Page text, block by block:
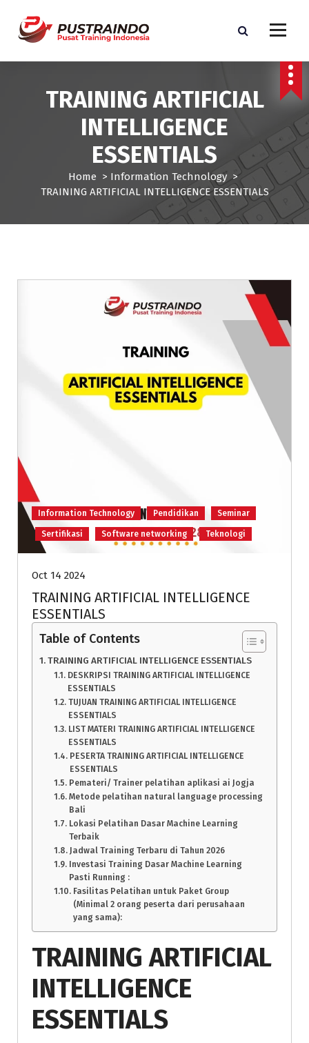
TRAINING ARTIFICIAL
INTELLIGENCE
ESSENTIALS
Home > Information Technology>
TRAINING ARTIFICIAL INTELLIGENCE ESSENTIALS
Information Technology Pendidikan Seminar
Sertifikasi Software networking Teknologi
Oct 14 2024
TRAINING ARTIFICIAL INTELLIGENCE
ESSENTIALS
Table of Contents
TRAINING ARTIFICIAL INTELLIGENCE ESSENTIALS
DESKRIPSI TRAINING ARTIFICIAL INTELLIGENCE
ESSENTIALS
TUJUAN TRAINING ARTIFICIAL INTELLIGENCE
ESSENTIALS
LIST MATERI TRAINING ARTIFICIAL INTELLIGENCE
ESSENTIALS
PESERTA TRAINING ARTIFICIAL INTELLIGENCE
ESSENTIALS
Pemateri/ Trainer pelatihan aplikasi ai Jogja
Metode pelatihan natural language processing
Bali
Lokasi Pelatihan Dasar Machine Learning
Terbaik
Jadwal Training Terbaru di Tahun 2026
Investasi Training Dasar Machine Learning
Pasti Running :
Fasilitas Pelatihan untuk Paket Group
(Minimal 2 orang peserta dari perusahaan
yang sama):
TRAINING ARTIFICIAL
INTELLIGENCE
ESSENTIALS